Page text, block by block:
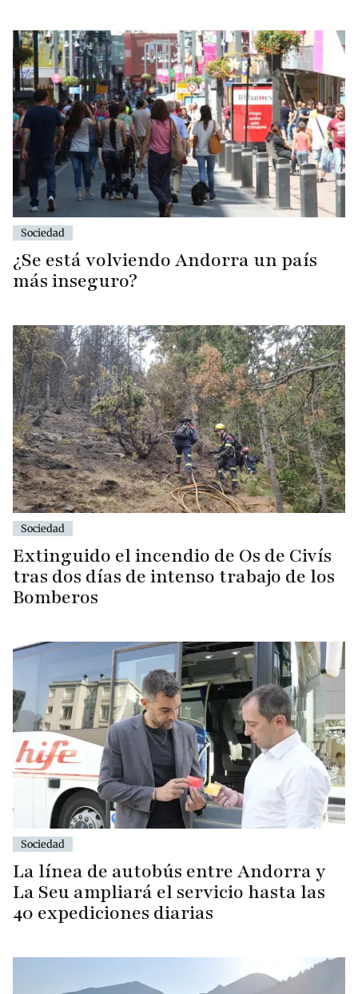
Sociedad
¿Se está volviendo Andorra un país
más inseguro?
Sociedad
Extinguido el incendio de Os de Civís
tras dos días de intenso trabajo de los
Bomberos
Sociedad
La línea de autobús entre Andorra y
La Seu ampliará el servicio hasta las
40 expediciones diarias